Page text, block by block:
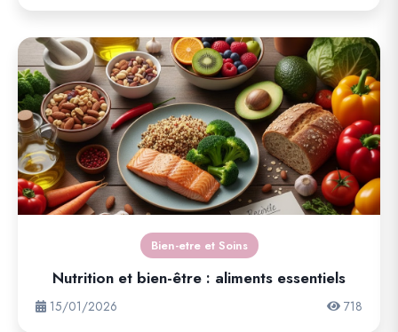
Bien-etre et Soins
Nutrition et bien-être : aliments essentiels
15/01/2026 718